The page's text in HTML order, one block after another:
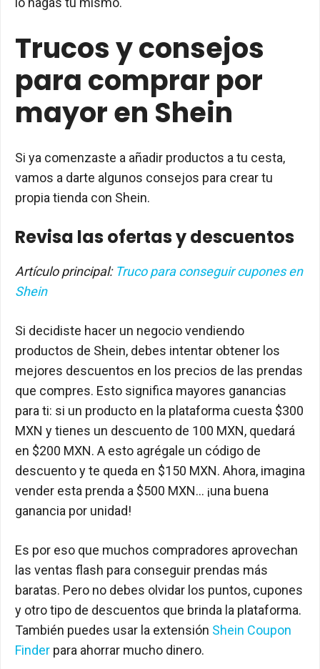
Trucos y consejos
para comprar por
mayor en Shein
Si ya comenzaste a añadir productos a tu cesta,
vamos a darte algunos consejos para crear tu
propia tienda con Shein.
Revisa las ofertas y descuentos
Artículo principal: Truco para conseguir cupones en
Shein
Si decidiste hacer un negocio vendiendo
productos de Shein, debes intentar obtener los
mejores descuentos en los precios de las prendas
que compres. Esto significa mayores ganancias
para ti: si un producto en la plataforma cuesta $300
MXN y tienes un descuento de 100 MXN, quedará
en $200 MXN. A esto agrégale un código de
descuento y te queda en $150 MXN. Ahora, imagina
vender esta prenda a $500 MXN… ¡una buena
ganancia por unidad!
Es por eso que muchos compradores aprovechan
las ventas flash para conseguir prendas más
baratas. Pero no debes olvidar los puntos, cupones
y otro tipo de descuentos que brinda la plataforma.
También puedes usar la extensión Shein Coupon
Finder para ahorrar mucho dinero.